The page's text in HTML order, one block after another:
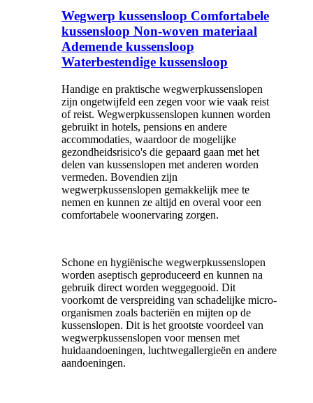
Wegwerp kussensloop Comfortabele
kussensloop Non-woven materiaal
Ademende kussensloop
Waterbestendige kussensloop
Handige en praktische wegwerpkussenslopen
zijn ongetwijfeld een zegen voor wie vaak reist
of reist. Wegwerpkussenslopen kunnen worden
gebruikt in hotels, pensions en andere
accommodaties, waardoor de mogelijke
gezondheidsrisico's die gepaard gaan met het
delen van kussenslopen met anderen worden
vermeden. Bovendien zijn
wegwerpkussenslopen gemakkelijk mee te
nemen en kunnen ze altijd en overal voor een
comfortabele woonervaring zorgen.
Schone en hygiënische wegwerpkussenslopen
worden aseptisch geproduceerd en kunnen na
gebruik direct worden weggegooid. Dit
voorkomt de verspreiding van schadelijke micro-
organismen zoals bacteriën en mijten op de
kussenslopen. Dit is het grootste voordeel van
wegwerpkussenslopen voor mensen met
huidaandoeningen, luchtwegallergieën en andere
aandoeningen.